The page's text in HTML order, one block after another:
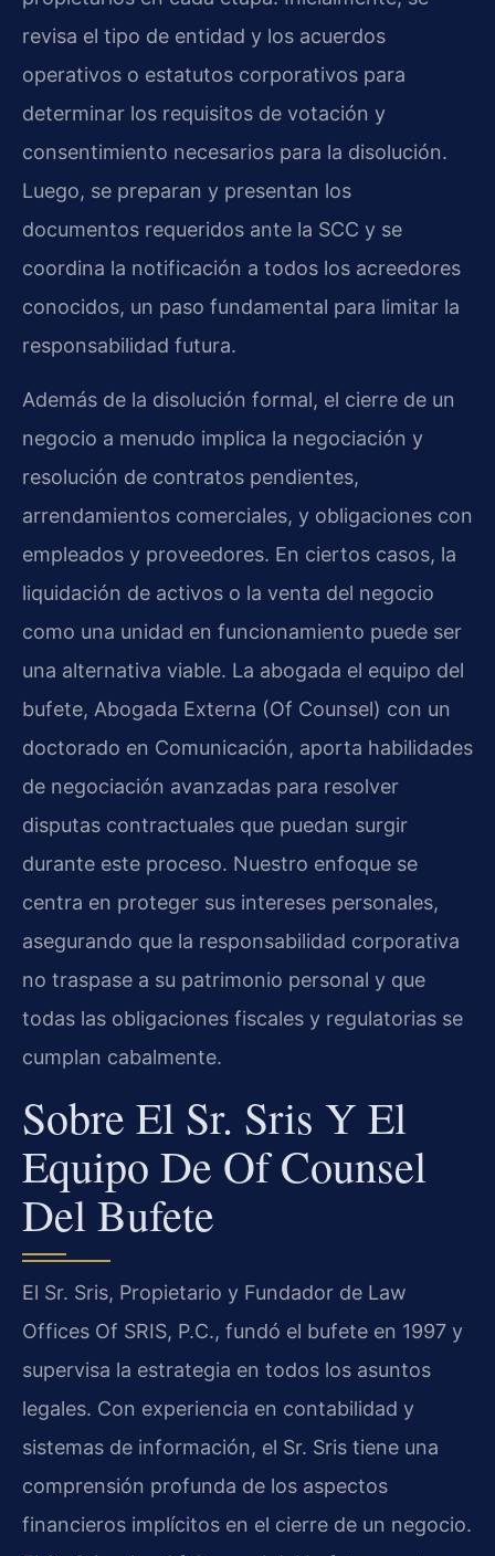
revisa el tipo de entidad y los acuerdos
operativos o estatutos corporativos para
determinar los requisitos de votación y
consentimiento necesarios para la disolución.
Luego, se preparan y presentan los
documentos requeridos ante la SCC y se
coordina la notificación a todos los acreedores
conocidos, un paso fundamental para limitar la
responsabilidad futura.
Además de la disolución formal, el cierre de un
negocio a menudo implica la negociación y
resolución de contratos pendientes,
arrendamientos comerciales, y obligaciones con
empleados y proveedores. En ciertos casos, la
liquidación de activos o la venta del negocio
como una unidad en funcionamiento puede ser
una alternativa viable. La abogada el equipo del
bufete, Abogada Externa (Of Counsel) con un
doctorado en Comunicación, aporta habilidades
de negociación avanzadas para resolver
disputas contractuales que puedan surgir
durante este proceso. Nuestro enfoque se
centra en proteger sus intereses personales,
asegurando que la responsabilidad corporativa
no traspase a su patrimonio personal y que
todas las obligaciones fiscales y regulatorias se
cumplan cabalmente.
Sobre El Sr. Sris Y El
Equipo De Of Counsel
Del Bufete
El Sr. Sris, Propietario y Fundador de Law
Offices Of SRIS, P.C., fundó el bufete en 1997 y
supervisa la estrategia en todos los asuntos
legales. Con experiencia en contabilidad y
sistemas de información, el Sr. Sris tiene una
comprensión profunda de los aspectos
financieros implícitos en el cierre de un negocio.